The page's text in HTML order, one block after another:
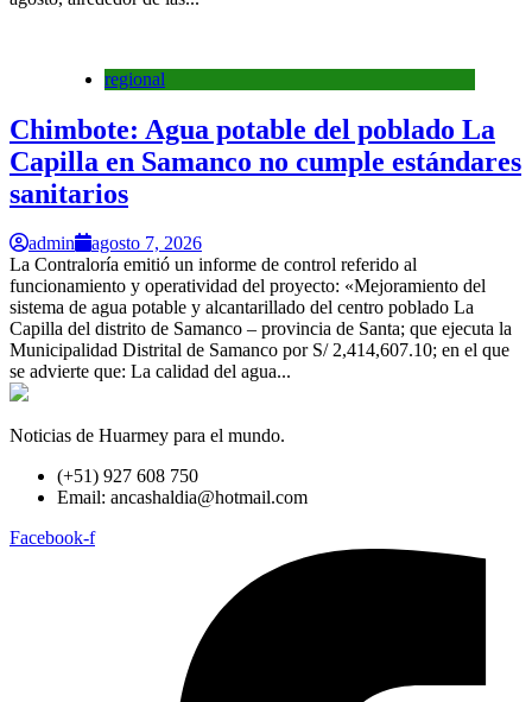
regional
Chimbote: Agua potable del poblado La
Capilla en Samanco no cumple estándares
sanitarios
admin
agosto 7, 2026
La Contraloría emitió un informe de control referido al
funcionamiento y operatividad del proyecto: «Mejoramiento del
sistema de agua potable y alcantarillado del centro poblado La
Capilla del distrito de Samanco – provincia de Santa; que ejecuta la
Municipalidad Distrital de Samanco por S/ 2,414,607.10; en el que
se advierte que: La calidad del agua...
Noticias de Huarmey para el mundo.
(+51) 927 608 750
Email: ancashaldia@hotmail.com
Facebook-f